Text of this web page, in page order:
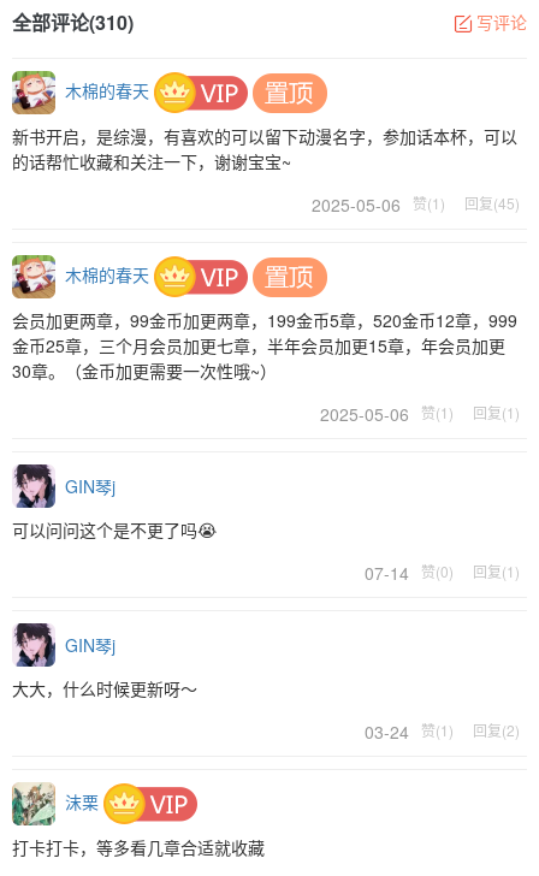
全部评论(310) 写评论
木棉的春天
新书开启，是综漫，有喜欢的可以留下动漫名字，参加话本杯，可以
的话帮忙收藏和关注一下，谢谢宝宝~
2025-05-06
赞(1) 回复(45)
木棉的春天
会员加更两章，99金币加更两章，199金币5章，520金币12章，999
金币25章，三个月会员加更七章，半年会员加更15章，年会员加更
30章。（金币加更需要一次性哦~）
2025-05-06
赞(1) 回复(1)
GIN琴j
可以问问这个是不更了吗😭
07-14
赞(0) 回复(1)
GIN琴j
大大，什么时候更新呀～
03-24
赞(1) 回复(2)
沫栗
打卡打卡，等多看几章合适就收藏